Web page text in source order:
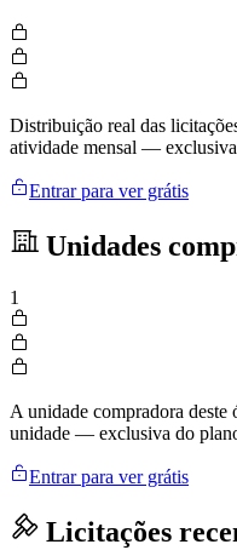
Distribuição real das
atividade mensal —
Entrar para ver grátis
Unidades
1
A unidade compradora
unidade — exclusiva do
Entrar para ver grátis
Licitações